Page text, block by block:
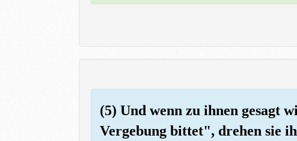
(5) Und wenn zu ihnen gesagt
Vergebung bittet", drehen sie